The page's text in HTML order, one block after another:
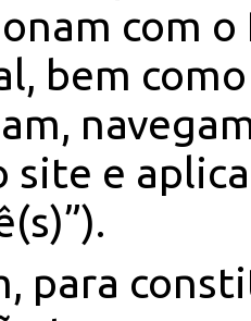
com o
bem
site e
para